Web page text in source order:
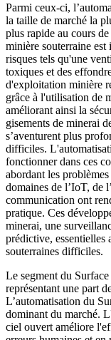
Parmi ceux-ci,
la taille de marché la
plus rapide au cours
minière souterraine est
risques tels qu'une
toxiques et des
d'exploitation minière
grâce à l'utilisation de
améliorant ainsi la
gisements de minerai
s’aventurent plus
difficiles.
fonctionner dans ces
abordant les
domaines de l’IoT, de
communication ont
pratique. Ces
minerai, une
prédictive, essentielles
souterraines difficiles.
Le segment du
représentant une part
L’automatisation du
dominant du marché.
ciel ouvert améliore